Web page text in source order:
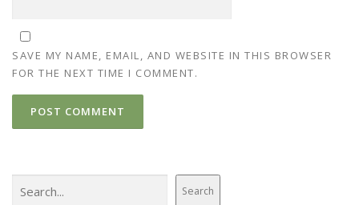
SAVE MY NAME, EMAIL, AND WEBSITE IN THIS BROWSER
FOR THE NEXT TIME I COMMENT.
Search